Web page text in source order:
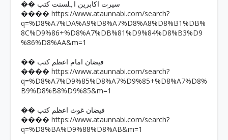
�� سیرت اکابرین اہلسنت کتب
���� https://www.ataunnabi.com/search?
q=%D8%A7%DA%A9%D8%A7%D8%A8%D8%B1%DB%
8C%D9%86+%D8%A7%DB%81%D9%84%D8%B3%D9
%86%D8%AA&m=1
�� فیضان امام اعظم کتب
���� https://www.ataunnabi.com/search?
q=%D8%A7%D9%85%D8%A7%D9%85+%D8%A7%D8%
B9%D8%B8%D9%85&m=1
�� فیضان غوث اعظم کتب
���� https://www.ataunnabi.com/search?
q=%D8%BA%D9%88%D8%AB&m=1